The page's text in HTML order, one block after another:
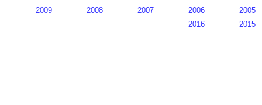
2009 2008 2007 2006
2005
2016
2015